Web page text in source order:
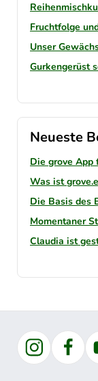
Fruchtfolge
Unser
Gurkengerüst
Neueste
Die grove App
Was ist
Die Basis des
Momentaner
Claudia ist
Instagram